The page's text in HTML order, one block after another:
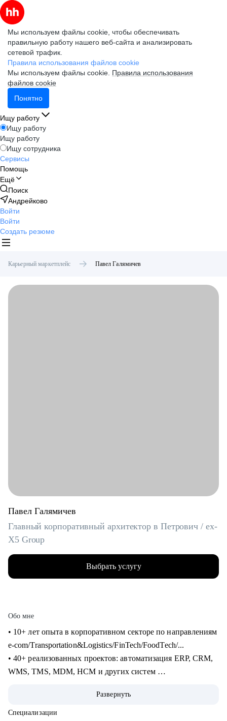
Мы используем файлы cookie, чтобы обеспечивать
правильную работу нашего веб-сайта и анализировать
сетевой трафик.
Правила использования файлов cookie
Мы используем файлы cookie. Правила использования
файлов cookie
Понятно
Ищу работу
Ищу работу
Ищу работу
Ищу сотрудника
Сервисы
Помощь
Ещё
Поиск
Андрейково
Войти
Войти
Создать резюме
Карьерный маркетплейс Павел Галямичев
Павел Галямичев
Главный корпоративный архитектор в Петрович / ex-
X5 Group
Выбрать услугу
Обо мне
• 10+ лет опыта в корпоративном секторе по направлениям
e-com/Transportation&Logistics/FinTech/FoodTech/...
• 40+ реализованных проектов: автоматизация ERP, CRM,
WMS, TMS, MDM, HCM и других систем
• 400+ собеседований проведенных для того, чтобы
Развернуть
Специализации